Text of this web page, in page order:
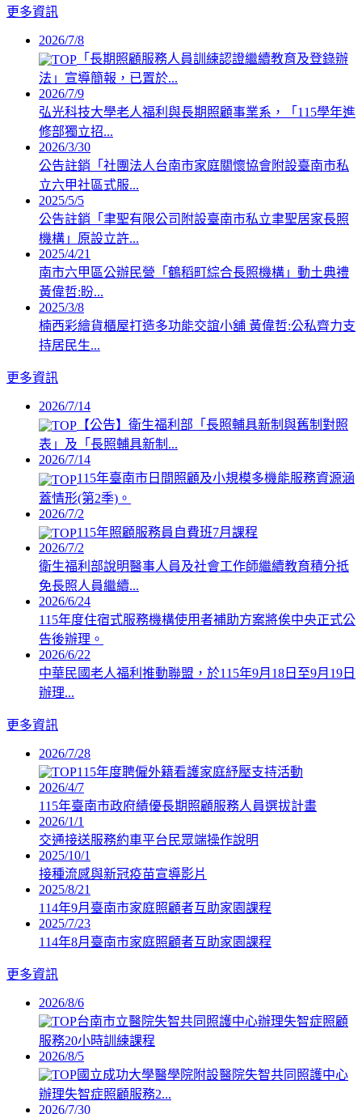
更多資訊
2026/7/8
「長期照顧服務人員訓練認證繼續教育及登錄辦
法」宣導簡報，已置於...
2026/7/9
弘光科技大學老人福利與長期照顧事業系，「115學年進
修部獨立招...
2026/3/30
公告註銷「社團法人台南市家庭關懷協會附設臺南市私
立六甲社區式服...
2025/5/5
公告註銷「聿聖有限公司附設臺南市私立聿聖居家長照
機構」原設立許...
2025/4/21
南市六甲區公辦民營「鶴稻町綜合長照機構」動土典禮
黃偉哲:盼...
2025/3/8
楠西彩繪貨櫃屋打造多功能交誼小舖 黃偉哲:公私齊力支
持居民生...
更多資訊
2026/7/14
【公告】衛生福利部「長照輔具新制與舊制對照
表」及「長照輔具新制...
2026/7/14
115年臺南市日間照顧及小規模多機能服務資源涵
蓋情形(第2季)。
2026/7/2
115年照顧服務員自費班7月課程
2026/7/2
衛生福利部說明醫事人員及社會工作師繼續教育積分抵
免長照人員繼續...
2026/6/24
115年度住宿式服務機構使用者補助方案將俟中央正式公
告後辦理。
2026/6/22
中華民國老人福利推動聯盟，於115年9月18日至9月19日
辦理...
更多資訊
2026/7/28
115年度聘僱外籍看護家庭紓壓支持活動
2026/4/7
115年臺南市政府績優長期照顧服務人員選拔計畫
2026/1/1
交通接送服務約車平台民眾端操作說明
2025/10/1
接種流感與新冠疫苗宣導影片
2025/8/21
114年9月臺南市家庭照顧者互助家園課程
2025/7/23
114年8月臺南市家庭照顧者互助家園課程
更多資訊
2026/8/6
台南市立醫院失智共同照護中心辦理失智症照顧
服務20小時訓練課程
2026/8/5
國立成功大學醫學院附設醫院失智共同照護中心
辦理失智症照顧服務2...
2026/7/30